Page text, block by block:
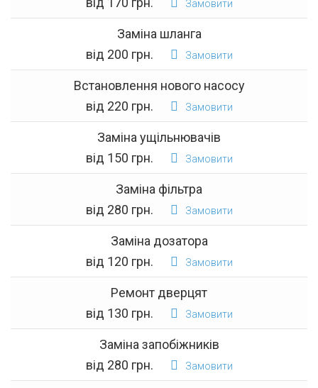
Замовити
Заміна шланга
від 200 грн.
Замовити
Встановлення нового насосу
від 220 грн.
Замовити
Заміна ущільнювачів
від 150 грн.
Замовити
Заміна фільтра
від 280 грн.
Замовити
Заміна дозатора
від 120 грн.
Замовити
Ремонт дверцят
від 130 грн.
Замовити
Заміна запобіжників
від 280 грн.
Замовити